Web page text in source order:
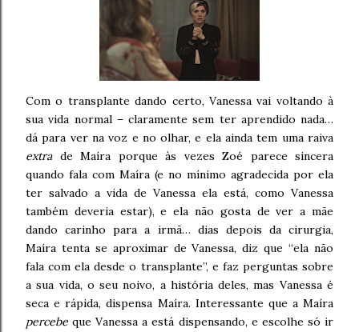
Com o transplante dando certo, Vanessa vai voltando à
sua vida normal – claramente sem ter aprendido nada…
dá para ver na voz e no olhar, e ela ainda tem uma raiva
extrade Maíra porque às vezes Zoé parece sincera
quando fala com Maíra (e no mínimo agradecida por ela
ter salvado a vida de Vanessa ela está, como Vanessa
também deveria estar), e ela não gosta de ver a mãe
dando carinho para a irmã… dias depois da cirurgia,
Maíra tenta se aproximar de Vanessa, diz que “ela não
fala com ela desde o transplante”, e faz perguntas sobre
a sua vida, o seu noivo, a história deles, mas Vanessa é
seca e rápida, dispensa Maíra. Interessante que a Maíra
percebe que Vanessa a está dispensando, e escolhe só ir